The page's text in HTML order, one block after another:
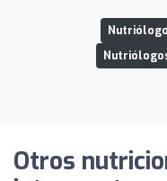
Otros